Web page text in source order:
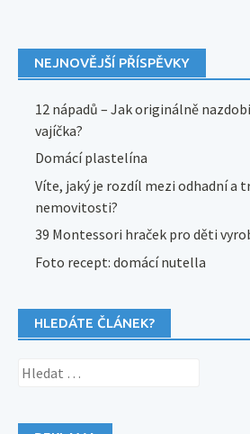
NEJNOVĚJŠÍ PŘÍSPĚVKY
12 nápadů – Jak originálně
vajíčka?
Domácí plastelína
Víte, jaký je rozdíl mezi odhadní a
nemovitosti?
39 Montessori hraček pro děti
Foto recept: domácí nutella
HLEDÁTE ČLÁNEK?
Vyhledávání